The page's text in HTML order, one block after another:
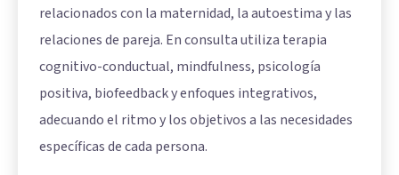
relacionados con la maternidad, la autoestima y las
relaciones de pareja. En consulta utiliza terapia
cognitivo-conductual, mindfulness, psicología
positiva, biofeedback y enfoques integrativos,
adecuando el ritmo y los objetivos a las necesidades
específicas de cada persona.